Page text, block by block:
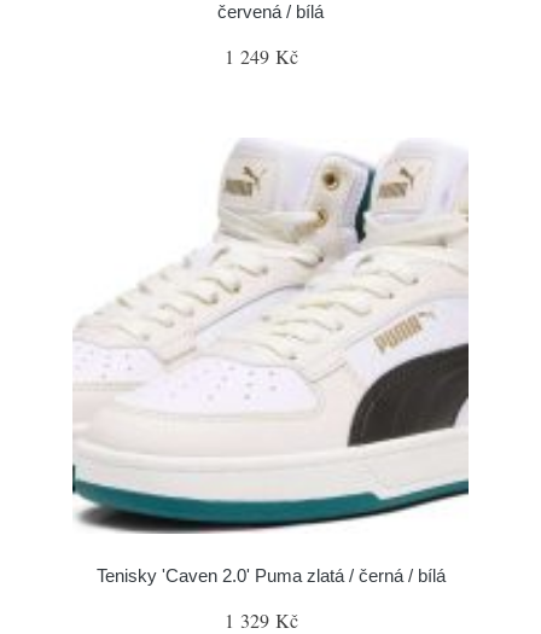
červená / bílá
1 249 Kč
Tenisky 'Caven 2.0' Puma zlatá / černá / bílá
1 329 Kč